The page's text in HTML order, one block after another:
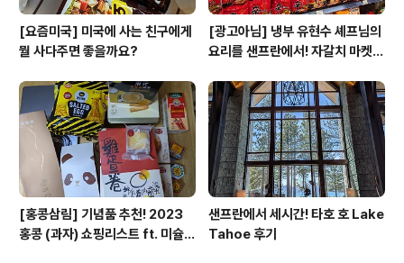
[요즘미국] 미국에 사는 친구에게
뭘 사다주면 좋을까요?
[광고아님] 냉부 유현수 셰프님의
요리를 샌프란에서! 자갈치 마켓
[홍콩삼림] 기념품 추천! 2023
홍콩 (과자) 쇼핑리스트 ft. 미슐랭
샌프란에서 세시간! 타호 호 Lake
Tahoe 후기